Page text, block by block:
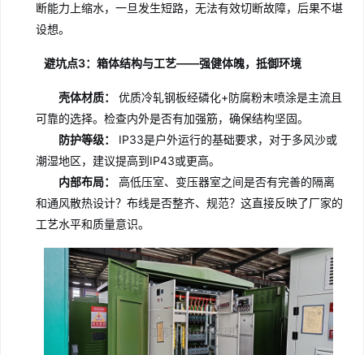
断能力上缩水，一旦发生短路，无法有效切断故障，后果不堪
设想。
避坑点3：箱体结构与工艺——强健体魄，抵御环境
壳体材质：
优质冷轧钢板经磷化+防腐粉末喷涂是主流且
可靠的选择。检查内外是否有加强筋，确保结构坚固。
防护等级：
IP33是户外运行的基础要求，对于多风沙或
潮湿地区，建议提高到IP43或更高。
内部布局：
高低压室、变压器室之间是否有完善的隔离
和通风散热设计？布线是否整齐、规范？这直接反映了厂家的
工艺水平和质量意识。